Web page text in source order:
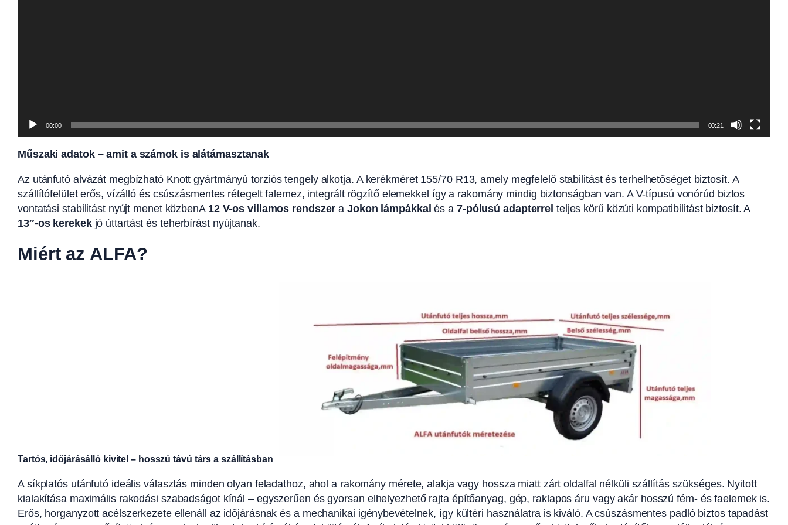
00:00 00:21
Műszaki adatok – amit a számok is alátámasztanak
Az utánfutó alvázát megbízható Knott gyártmányú torziós tengely alkotja. A kerékméret 155/70 R13, amely megfelelő stabilitást és terhelhetőséget biztosít. A
szállítófelület erős, vízálló és csúszásmentes rétegelt falemez, integrált rögzítő elemekkel így a rakomány mindig biztonságban van. A V-típusú vonórúd biztos
vontatási stabilitást nyújt menet közbenA 12 V-os villamos rendszer aJokon lámpákkal és a 7-pólusú adapterrel teljes körű közúti kompatibilitást biztosít. A
13″-os kerekekjó úttartást és teherbírást nyújtanak.
Miért az ALFA?
Tartós, időjárásálló kivitel – hosszú távú társ a szállításban
A síkplatós utánfutó ideális választás minden olyan feladathoz, ahol a rakomány mérete, alakja vagy hossza miatt zárt oldalfal nélküli szállítás szükséges. Nyitott
kialakítása maximális rakodási szabadságot kínál – egyszerűen és gyorsan elhelyezhető rajta építőanyag, gép, raklapos áru vagy akár hosszú fém- és faelemek is.
Erős, horganyzott acélszerkezete ellenáll az időjárásnak és a mechanikai igénybevételnek, így kültéri használatra is kiváló. A csúszásmentes padló biztos tapadást